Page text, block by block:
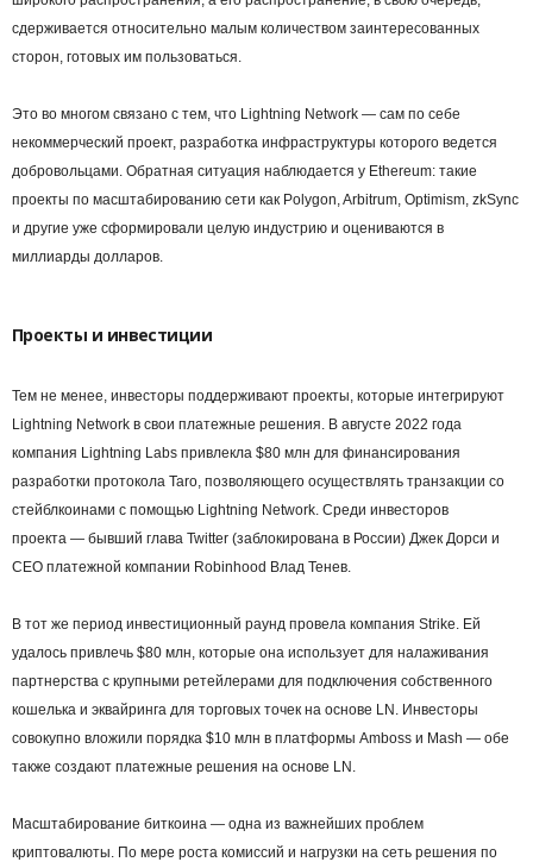
сдерживается относительно малым количеством заинтересованных
сторон, готовых им пользоваться.
Это во многом связано с тем, что Lightning Network — сам по себе
некоммерческий проект, разработка инфраструктуры которого ведется
добровольцами. Обратная ситуация наблюдается у Ethereum: такие
проекты по масштабированию сети как Polygon, Arbitrum, Optimism, zkSync
и другие уже сформировали целую индустрию и оцениваются в
миллиарды долларов.
Проекты и инвестиции
Тем не менее, инвесторы поддерживают проекты, которые интегрируют
Lightning Network в свои платежные решения. В августе 2022 года
компания Lightning Labs привлекла $80 млн для финансирования
разработки протокола Taro, позволяющего осуществлять транзакции со
стейблкоинами с помощью Lightning Network. Среди инвесторов
проекта — бывший глава Twitter (заблокирована в России) Джек Дорси и
CEO платежной компании Robinhood Влад Тенев.
В тот же период инвестиционный раунд провела компания Strike. Ей
удалось привлечь $80 млн, которые она использует для налаживания
партнерства с крупными ретейлерами для подключения собственного
кошелька и эквайринга для торговых точек на основе LN. Инвесторы
совокупно вложили порядка $10 млн в платформы Amboss и Mash — обе
также создают платежные решения на основе LN.
Масштабирование биткоина — одна из важнейших проблем
криптовалюты. По мере роста комиссий и нагрузки на сеть решения по